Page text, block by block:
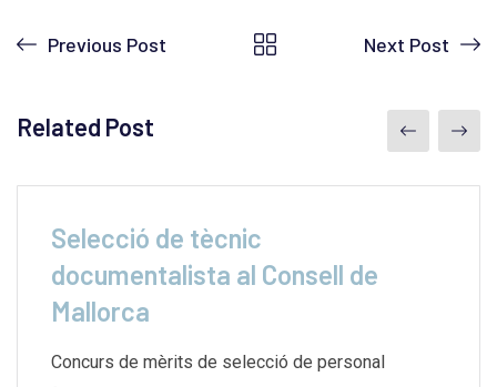
Previous Post Next Post
Related Post
Selecció de tècnic
documentalista al Consell de
Mallorca
Concurs de mèrits de selecció de personal